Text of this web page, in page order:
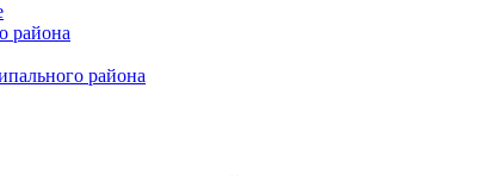
района
района